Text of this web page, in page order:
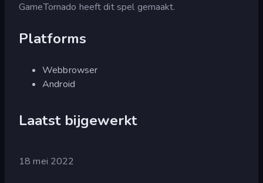
GameTornado heeft dit spel gemaakt.
Platforms
Webbrowser
Android
Laatst bijgewerkt
18 mei 2022